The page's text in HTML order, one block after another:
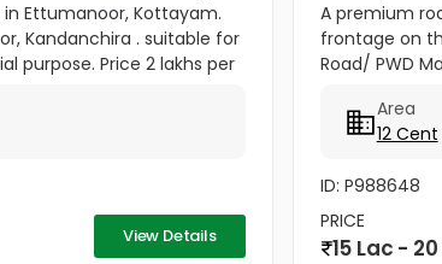
Ettumanoor, Kottayam.
Kandanchira . suitable for
purpose. Price 2 lakhs per
View Details
A premium
frontage on
Road/ PWD
developing...
Area
12 Cent
ID: P988648
PRICE
15 Lac -